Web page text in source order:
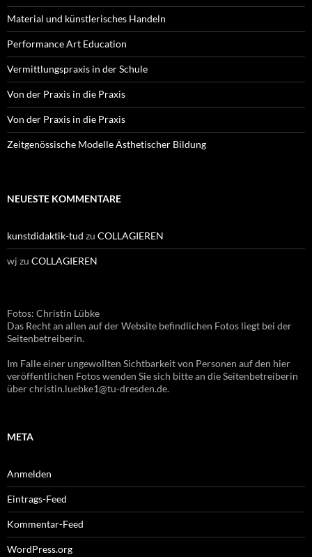
Material und künstlerisches Handeln
Performance Art Education
Vermittlungspraxis in der Schule
Von der Praxis in die Praxis
Von der Praxis in die Praxis
Zeitgenössische Modelle Ästhetischer Bildung
NEUESTE KOMMENTARE
kunstdidaktik-tud zu COLLAGIEREN
wj zu COLLAGIEREN
Fotos: Christin Lübke
Das Recht an allen auf der Website befindlichen Fotos liegt bei der
Seitenbetreiberin.
Im Falle einer ungewollten Sichtbarkeit von Personen auf den hier
veröffentlichen Fotos wenden Sie sich bitte an die Seitenbetreiberin
über christin.luebke1@tu-dresden.de.
META
Anmelden
Eintrags-Feed
Kommentar-Feed
WordPress.org